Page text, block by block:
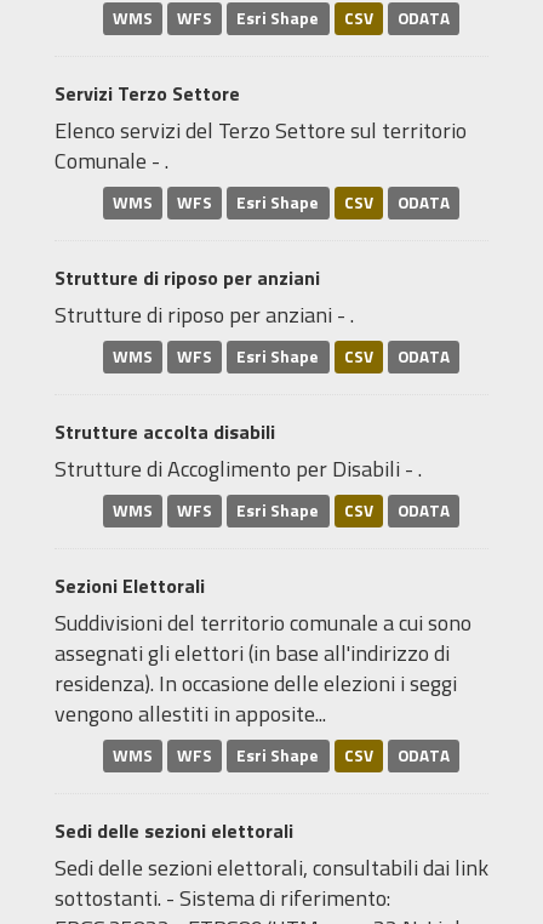
WMS WFS Esri Shape CSV ODATA
Servizi Terzo Settore
Elenco servizi del Terzo Settore sul territorio
Comunale - .
WMS WFS Esri Shape CSV ODATA
Strutture di riposo per anziani
Strutture di riposo per anziani - .
WMS WFS Esri Shape CSV ODATA
Strutture accolta disabili
Strutture di Accoglimento per Disabili - .
WMS WFS Esri Shape CSV ODATA
Sezioni Elettorali
Suddivisioni del territorio comunale a cui sono
assegnati gli elettori (in base all'indirizzo di
residenza). In occasione delle elezioni i seggi
vengono allestiti in apposite...
WMS WFS Esri Shape CSV ODATA
Sedi delle sezioni elettorali
Sedi delle sezioni elettorali, consultabili dai link
sottostanti. - Sistema di riferimento: